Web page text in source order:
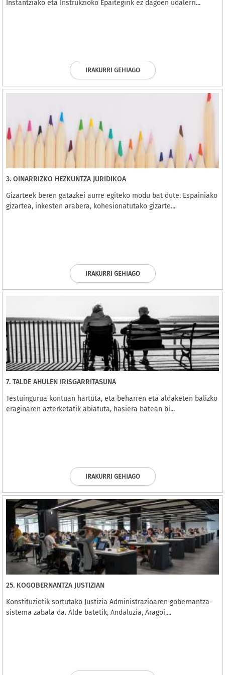
Instantziako eta Instrukzioko Epaitegirik ez dagoen udalerri...
IRAKURRI GEHIAGO
3. OINARRIZKO HEZKUNTZA JURIDIKOA
Gizarteek beren gatazkei aurre egiteko modu bat dute. Espainiako
gizartea, inkesten arabera, kohesionatutako gizarte...
IRAKURRI GEHIAGO
7. TALDE AHULEN IRISGARRITASUNA
Testuingurua kontuan hartuta, eta beharren eta aldaketen balizko
eraginaren azterketatik abiatuta, hasiera batean bi...
IRAKURRI GEHIAGO
25. KOGOBERNANTZA JUSTIZIAN
Konstituziotik sortutako Justizia Administrazioaren gobernantza-
sistema zabala da. Alde batetik, Andaluzia, Aragoi,...